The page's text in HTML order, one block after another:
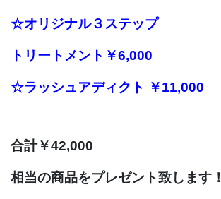
☆オリジナル３ステップ
トリートメント￥6,000
☆ラッシュアディクト ￥11,000
合計￥42,000
相当の商品をプレゼント致します！